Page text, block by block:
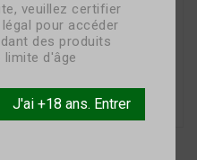
veuillez certifier
pour accéder
des produits
limite d'âge
J'ai +18 ans. Entrer 